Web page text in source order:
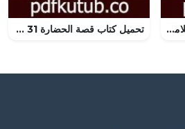
تحميل كتاب تاريخ مصر الإسلامية زمن سلاطين بني أيوب: 567 هـ – 648 هـ PDF تأليف أحمد فؤاد سيد مجانا [كامل] تحميل كتاب قصة الحضارة 31 – المجلد الثامن – ج1: عصر لويس الرابع عشر PDF تأليف ول ديورانت مجانا [كامل]